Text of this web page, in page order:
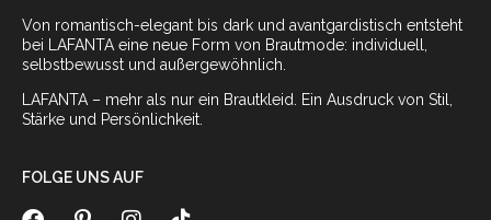
Von romantisch-elegant bis dark und avantgardistisch entsteht
bei LAFANTA eine neue Form von Brautmode: individuell,
selbstbewusst und außergewöhnlich.
LAFANTA – mehr als nur ein Brautkleid. Ein Ausdruck von Stil,
Stärke und Persönlichkeit.
FOLGE UNS AUF